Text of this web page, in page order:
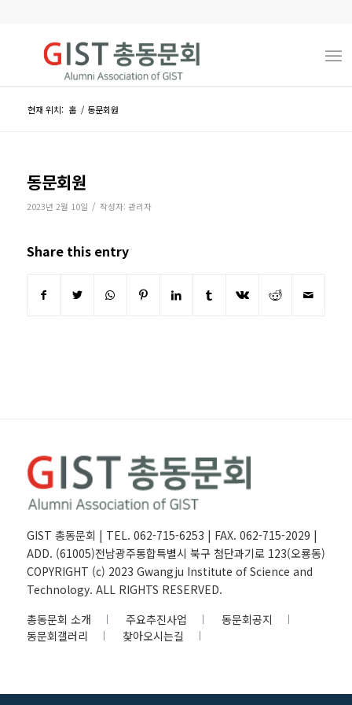
현재 위치: 홈 / 동문회원
동문회원
2023년 2월 10일 / 작성자: 관리자
Share this entry
GIST 총동문회 | TEL. 062-715-6253 | FAX. 062-715-2029 |
ADD. (61005)전남광주통합특별시 북구 첨단과기로 123(오룡동)
COPYRIGHT (c) 2023 Gwangju Institute of Science and
Technology. ALL RIGHTS RESERVED.
총동문회 소개
주요추진사업
동문회공지
동문회갤러리
찾아오시는길